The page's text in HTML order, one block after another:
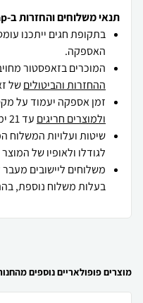
תנאי משלוחים והחזרות ב-zap
בתקופת חגים ייתכנו
האספקה.
המוכרים בזאפסטור
ההחזרות והביטוליםשל
זמן אספקה יעמוד על מקס' 7 ימי עסקים מיום
ולמוצרים חריגים עד 21 ימי עסקים .
שיטות ועלויות המשלוח
לגודלו ולאופיו של המוצר
משלוחים ליישובים מעבר
בעלות משלוח נוספת,
מוצרים פופולאריים נוספים